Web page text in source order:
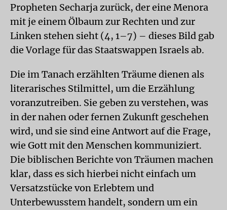
Propheten Secharja zurück, der eine Menora
mit je einem Ölbaum zur Rechten und zur
Linken stehen sieht (4, 1–7) – dieses Bild gab
die Vorlage für das Staatswappen Israels ab.
Die im Tanach erzählten Träume dienen als
literarisches Stilmittel, um die Erzählung
voranzutreiben. Sie geben zu verstehen, was
in der nahen oder fernen Zukunft geschehen
wird, und sie sind eine Antwort auf die Frage,
wie Gott mit den Menschen kommuniziert.
Die biblischen Berichte von Träumen machen
klar, dass es sich hierbei nicht einfach um
Versatzstücke von Erlebtem und
Unterbewusstem handelt, sondern um ein